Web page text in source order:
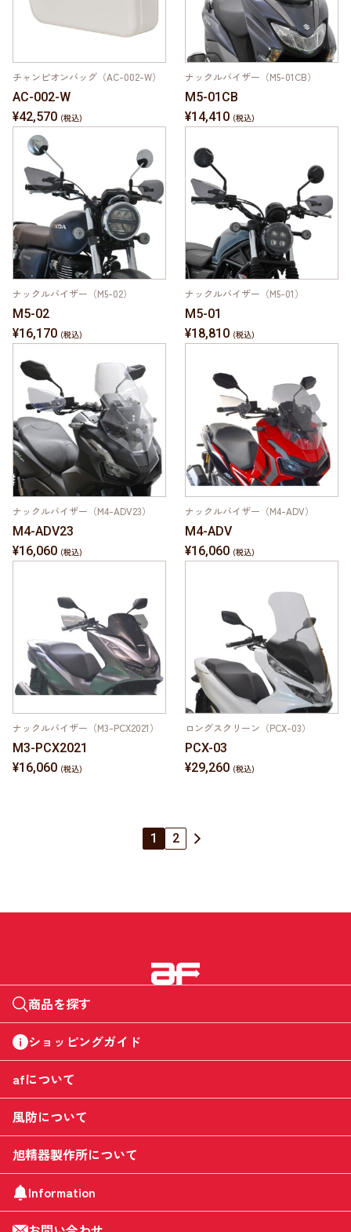
チャンピオンバッグ（AC-002-W）
AC-002-W
¥42,570
ナックルバイザー（M5-01CB）
M5-01CB
¥14,410
ナックルバイザー（M5-02）
M5-02
¥16,170
ナックルバイザー（M5-01）
M5-01
¥18,810
ナックルバイザー（M4-ADV23）
M4-ADV23
¥16,060
ナックルバイザー（M4-ADV）
M4-ADV
¥16,060
ナックルバイザー（M3-PCX2021）
M3-PCX2021
¥16,060
ロングスクリーン（PCX-03）
PCX-03
¥29,260
1 2
商品を探す
ショッピングガイド
afについて
風防について
旭精器製作所について
Information